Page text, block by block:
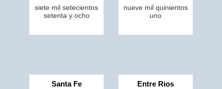
siete mil setecientos
setenta y ocho
nueve mil quinientos
uno
Santa Fe Entre Rios